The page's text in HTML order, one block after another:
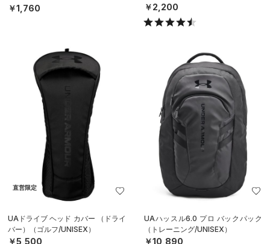
ニング/UNISEX）
￥1,760 ￥2,200
直営限定
UAドライブ ヘッド カバー （ドライ
バー）（ゴルフ/UNISEX）
￥5,500
UAハッスル6.0 プロ バックパック
（トレーニング/UNISEX）
￥10,890